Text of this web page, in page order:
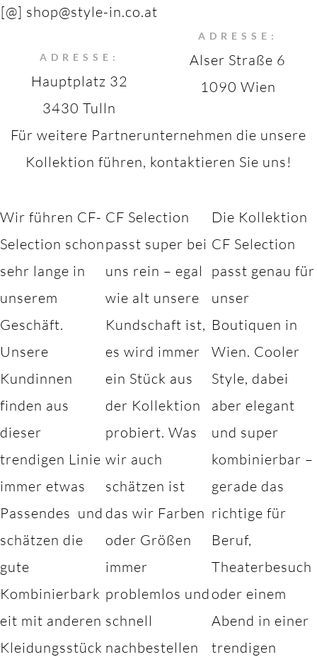
[@] shop@style-in.co.at
ADRESSE:
Hauptplatz 32
3430 Tulln
ADRESSE:
Alser Straße 6
1090 Wien
Für weitere Partnerunternehmen die unsere
Kollektion führen, kontaktieren Sie uns!
Wir führen CF-
Selection schon
sehr lange in
unserem
Geschäft.
Unsere
Kundinnen
finden aus
dieser
trendigen Linie
immer etwas
Passendes und
schätzen die
gute
Kombinierbark
eit mit anderen
Kleidungsstück
CF Selection
passt super bei
uns rein – egal
wie alt unsere
Kundschaft ist,
es wird immer
ein Stück aus
der Kollektion
probiert. Was
wir auch
schätzen ist
das wir Farben
oder Größen
immer
problemlos und
schnell
nachbestellen
Die Kollektion
CF Selection
passt genau für
unser
Boutiquen in
Wien. Cooler
Style, dabei
aber elegant
und super
kombinierbar –
gerade das
richtige für
Beruf,
Theaterbesuch
oder einem
Abend in einer
trendigen